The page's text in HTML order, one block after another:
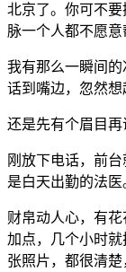
北京了。你可不
脉一个人都不愿
我有那么一瞬间
话到嘴边，忽然想
还是先有个眉目再
刚放下电话，前
是白天出勤的法医
财帛动人心，有
加点，几个小时
张照片，都很清